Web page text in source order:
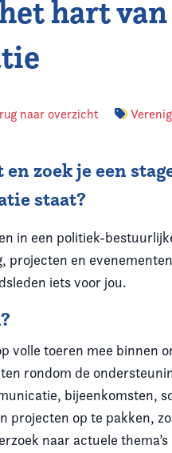
hart
naar overzicht
zoek je een
staat?
in een politiek-
projecten en
iets voor jou.
volle toeren mee binnen
rondom de
bijeenkomsten,
projecten op te pakken,
naar actuele